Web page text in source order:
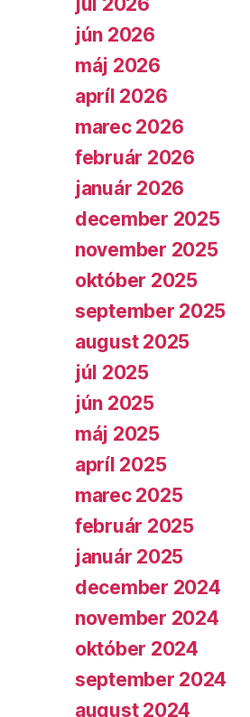
jún 2026
máj 2026
apríl 2026
marec 2026
február 2026
január 2026
december 2025
november 2025
október 2025
september 2025
august 2025
júl 2025
jún 2025
máj 2025
apríl 2025
marec 2025
február 2025
január 2025
december 2024
november 2024
október 2024
september 2024
august 2024